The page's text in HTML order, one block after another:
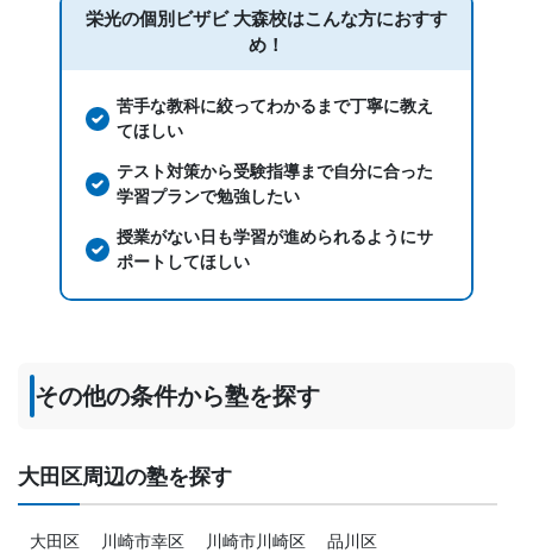
通年
1日あたりの授業時間
月額料金
目的の達成度
栄光の個別ビザビ 大森校はこんな方におすす
め！
苦手な教科に絞ってわかるまで丁寧に教え
てほしい
テスト対策から受験指導まで自分に合った
学習プランで勉強したい
授業がない日も学習が進められるようにサ
ポートしてほしい
その他の条件から塾を探す
大田区周辺の塾を探す
大田区 川崎市幸区 川崎市川崎区
品川区